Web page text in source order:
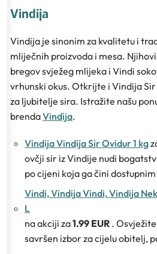
Vindija
Vindija je sinonim za kvalitetu i
mliječnih proizvoda i mesa.
bregov svježeg mlijeka i Vindi
vrhunski okus. Otkrijte i Vindija
za ljubitelje sira. Istražite našu
brendaVindija.
Vindija Vindija Sir Ovidur 1 kg
ovčji sir iz Vindije nudi
po cijeni koja ga čini
Vindi, Vindija Vindi, Vindija
L
na akciji za1.99 EUR .
savršen izbor za cijelu obitelj,